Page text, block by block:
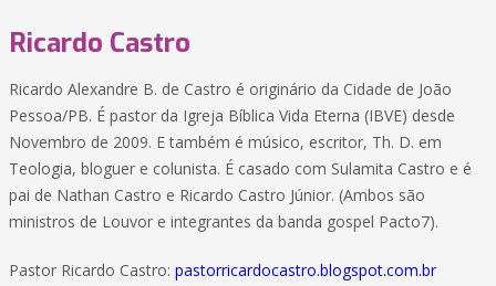
Ricardo Castro
Ricardo Alexandre B. de Castro é originário da Cidade de João
Pessoa/PB. É pastor da Igreja Bíblica Vida Eterna (IBVE) desde
Novembro de 2009. E também é músico, escritor, Th. D. em
Teologia, bloguer e colunista. É casado com Sulamita Castro e é
pai de Nathan Castro e Ricardo Castro Júnior. (Ambos são
ministros de Louvor e integrantes da banda gospel Pacto7).
Pastor Ricardo Castro: pastorricardocastro.blogspot.com.br